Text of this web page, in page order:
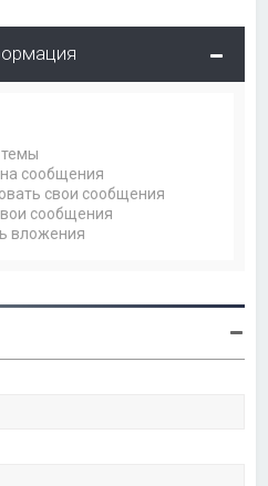
сообщения
свои сообщения
сообщения
вложения